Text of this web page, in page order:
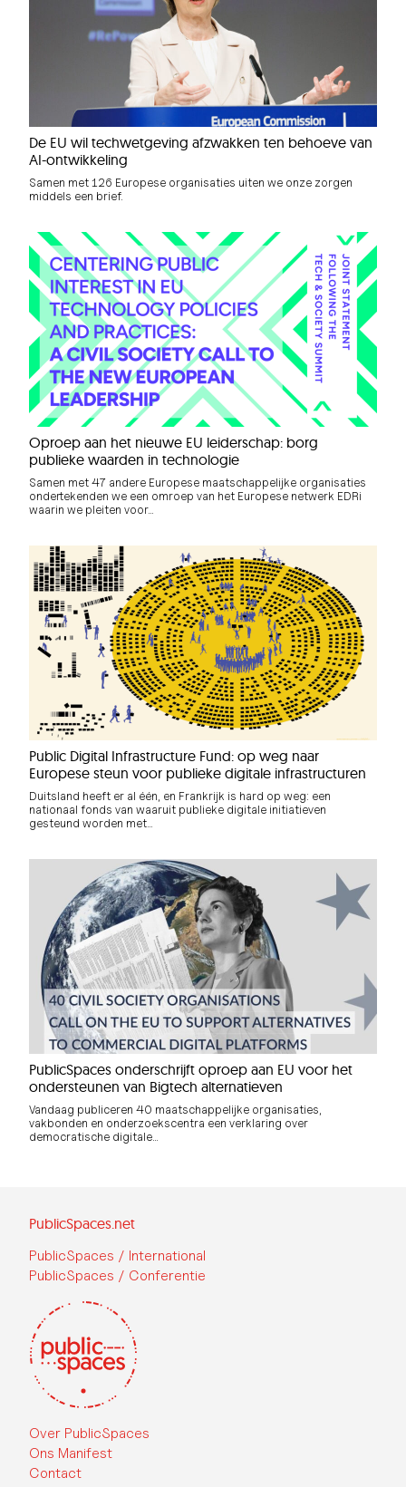
De EU wil techwetgeving afzwakken ten behoeve van
AI-ontwikkeling
Samen met 126 Europese organisaties uiten we onze zorgen
middels een brief.
Oproep aan het nieuwe EU leiderschap: borg
publieke waarden in technologie
Samen met 47 andere Europese maatschappelijke organisaties
ondertekenden we een omroep van het Europese netwerk EDRi
waarin we pleiten voor…
Public Digital Infrastructure Fund: op weg naar
Europese steun voor publieke digitale infrastructuren
Duitsland heeft er al één, en Frankrijk is hard op weg: een
nationaal fonds van waaruit publieke digitale initiatieven
gesteund worden met…
PublicSpaces onderschrijft oproep aan EU voor het
ondersteunen van Bigtech alternatieven
Vandaag publiceren 40 maatschappelijke organisaties,
vakbonden en onderzoekscentra een verklaring over
democratische digitale…
PublicSpaces.net
PublicSpaces / International
PublicSpaces / Conferentie
Over PublicSpaces
Ons Manifest
Contact